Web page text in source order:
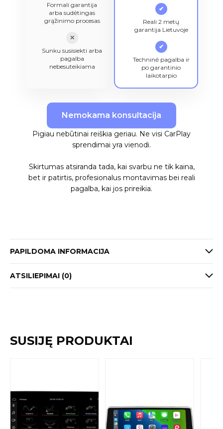
Formali garantija
arba sudėtingas
grąžinimo procesas
✕
Sunku susisiekti arba
pagalba
nebesuteikiama
✔
Reali 2 metų
garantija Lietuvoje
✔
Techninė pagalba ir
po garantinio
laikotarpio
Nemokama konsultacija
Pigiau nebūtinai reiškia geriau. Ne visi CarPlay
sprendimai yra vienodi.
Skirtumas atsiranda tada, kai svarbu ne tik kaina,
bet ir patirtis, profesionalus montavimas bei reali
pagalba, kai jos prireikia.
PAPILDOMA INFORMACIJA
ATSILIEPIMAI (0)
SUSIJĘ PRODUKTAI